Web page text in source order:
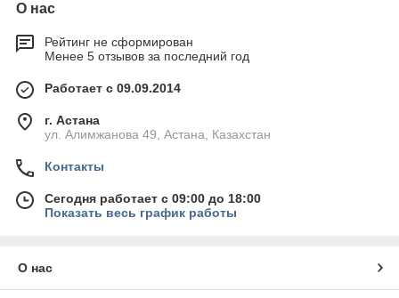
О нас
Рейтинг не сформирован
Менее 5 отзывов за последний год
Работает с 09.09.2014
г. Астана
ул. Алимжанова 49, Астана, Казахстан
Контакты
Сегодня работает с 09:00 до 18:00
Показать весь график работы
О нас